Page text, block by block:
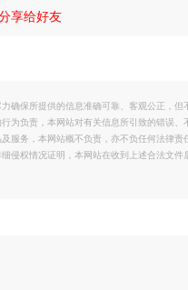
享给好友
确保所提供的信息准确可靠、客观公正，但
为负责，本网站对有关信息所引致的错误
服务，本网站概不负责，亦不负任何法律责
侵权情况证明，本网站在收到上述合法文